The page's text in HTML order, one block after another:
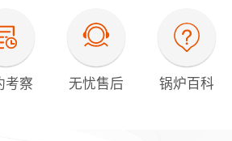
考察 无忧售后 锅炉百科